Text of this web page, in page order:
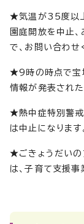
★気温が35度以
園庭開放を中止
で、お問い合わせ
★9時の時点で宝
情報が発表された
★熱中症特別警戒
は中止になります
★ごきょうだいの
は、子育て支援事